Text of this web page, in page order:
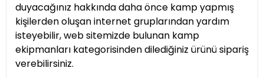
duyacağınız hakkında daha önce kamp yapmış
kişilerden oluşan internet gruplarından yardım
isteyebilir, web sitemizde bulunan kamp
ekipmanları kategorisinden dilediğiniz ürünü sipariş
verebilirsiniz.